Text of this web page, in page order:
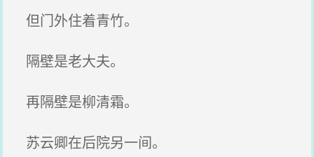
但门外住着青竹。
隔壁是老大夫。
再隔壁是柳清霜。
苏云卿在后院另一间。